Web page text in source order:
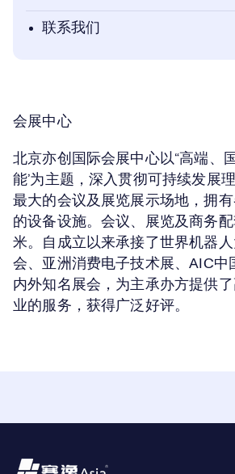
联系我们
会展中心
北京亦创国际会展中心以“高端、
能’为主题，深入贯彻可持续发展
最大的会议及展览展示场地，拥
的设备设施。会议、展览及商务
米。自成立以来承接了世界机器
会、亚洲消费电子技术展、AIC中
内外知名展会，为主承办方提供
业的服务，获得广泛好评。
Footer